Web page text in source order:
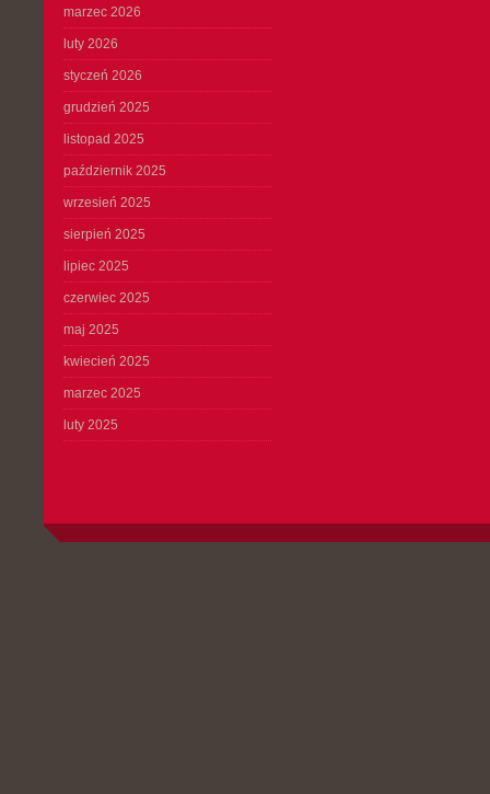
marzec 2026
luty 2026
styczeń 2026
grudzień 2025
listopad 2025
październik 2025
wrzesień 2025
sierpień 2025
lipiec 2025
czerwiec 2025
maj 2025
kwiecień 2025
marzec 2025
luty 2025